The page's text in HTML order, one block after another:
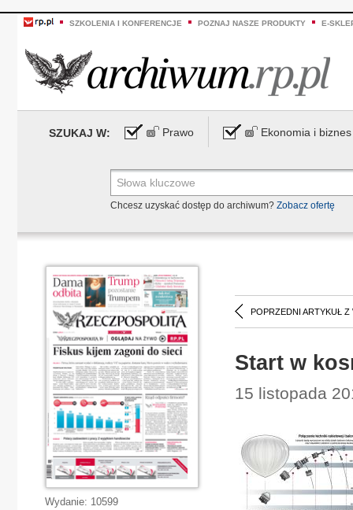
SZKOLENIA I KONFERENCJE POZNAJ NASZE PRODUKTY E-
SZUKAJ W: Prawo Ekonomia i biznes
Chcesz uzyskać dostęp do archiwum? Zobacz ofertę
POPRZEDNI ARTYKUŁ Z
Start w
15 listopada
Wydanie: 10599